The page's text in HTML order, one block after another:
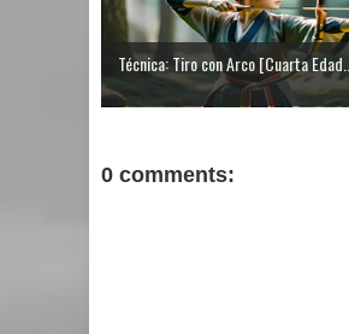
Técnica: Tiro con Arco [Cuarta
0 comments: